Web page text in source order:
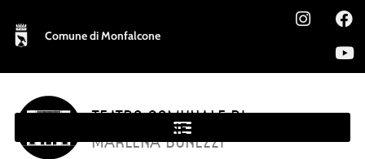
Comune di Monfalcone
TEATRO COMUNALE DI
MONFALCONE
MARLENA BONEZZI